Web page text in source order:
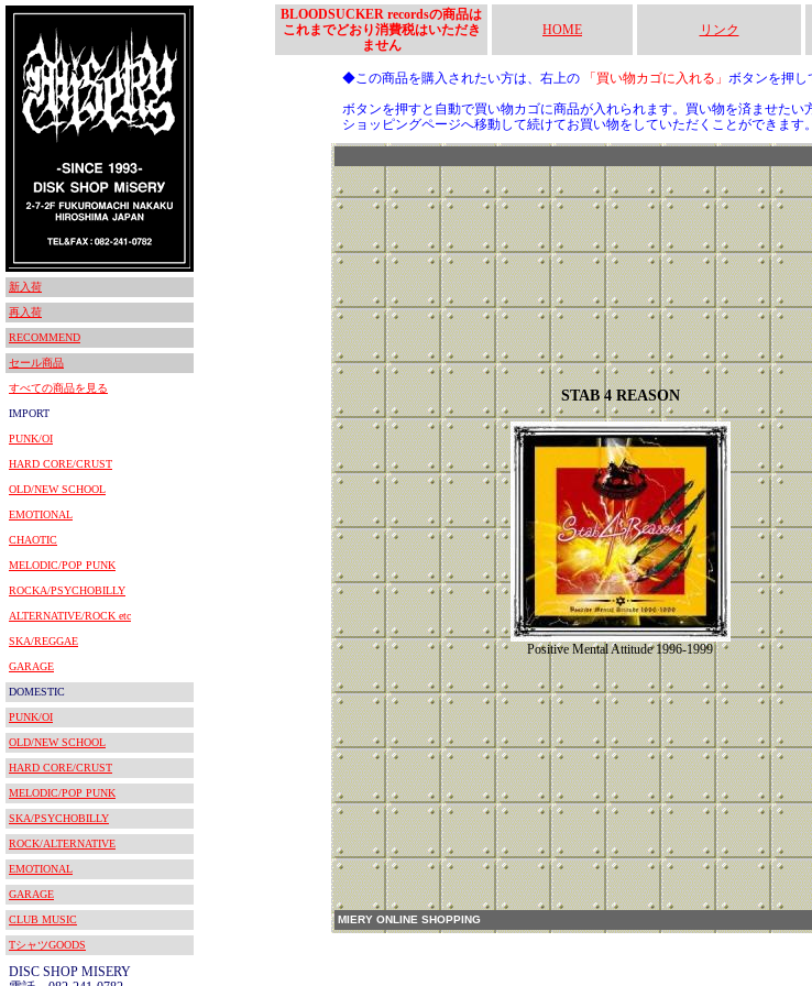
新入荷
再入荷
RECOMMEND
セール商品
すべての商品を見る
IMPORT
PUNK/OI
HARD CORE/CRUST
OLD/NEW SCHOOL
EMOTIONAL
CHAOTIC
MELODIC/POP PUNK
ROCKA/PSYCHOBILLY
ALTERNATIVE/ROCK etc
SKA/REGGAE
GARAGE
DOMESTIC
PUNK/OI
OLD/NEW SCHOOL
HARD CORE/CRUST
MELODIC/POP PUNK
SKA/PSYCHOBILLY
ROCK/ALTERNATIVE
EMOTIONAL
GARAGE
CLUB MUSIC
TシャツGOODS
DISC SHOP MISERY
BLOODSUCKER recordsの商品は
これまでどおり消費税はいただき
ません
HOME リンク
◆この商品を購入されたい方は、右上の 「買い物カゴに入れる」 ボタンを押し
ボタンを押すと自動で買い物カゴに商品が入れられます。買い物を済ませた
ショッピングページへ移動して続けてお買い物をしていただくことができます。
STAB 4 REASON
Positive Mental Attitude 1996-1999
MIERY ONLINE SHOPPING